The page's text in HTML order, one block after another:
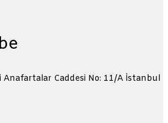
Caddesi No: 11/A İstanbul